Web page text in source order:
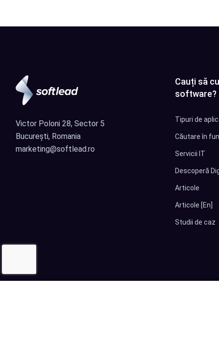
Victor Poloni 28, Sector 5
București, Romania
marketing@softlead.ro
Cauți să
software?
Tipuri de
Căutare în
Servicii IT
Descoperă
Articole
Articole [En]
Studii de caz